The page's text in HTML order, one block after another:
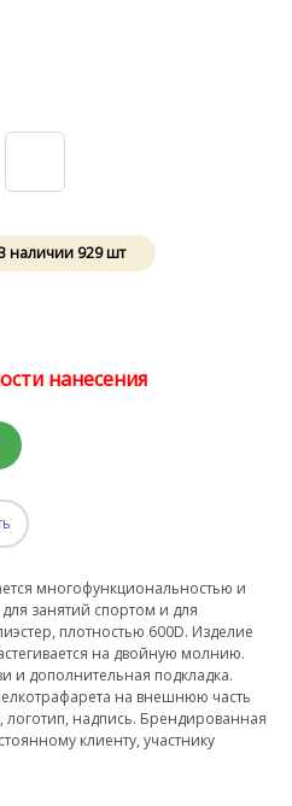
наличии 929шт
нанесения
многофункциональностью и
занятий спортом и для
плотностью 600D. Изделие
на двойную молнию.
и дополнительная подкладка.
на внешнюю часть
надпись. Брендированная
клиенту, участнику